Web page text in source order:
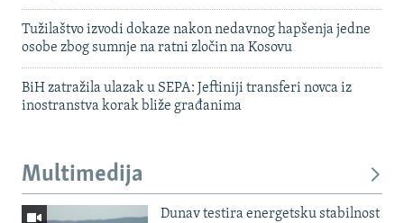
Tužilaštvo izvodi dokaze nakon nedavnog hapšenja jedne
osobe zbog sumnje na ratni zločin na Kosovu
BiH zatražila ulazak u SEPA: Jeftiniji transferi novca iz
inostranstva korak bliže građanima
Multimedija
Dunav testira energetsku stabilnost